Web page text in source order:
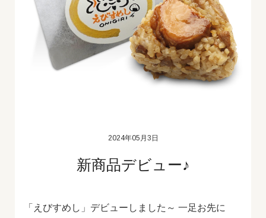
2024年05月3日
新商品デビュー♪
「えびすめし」デビューしました～ 一足お先に